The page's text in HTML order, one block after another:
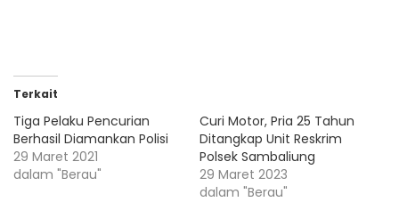
Terkait
Tiga Pelaku Pencurian
Berhasil Diamankan Polisi
29 Maret 2021
dalam "Berau"
Curi Motor, Pria 25 Tahun
Ditangkap Unit Reskrim
Polsek Sambaliung
29 Maret 2023
dalam "Berau"